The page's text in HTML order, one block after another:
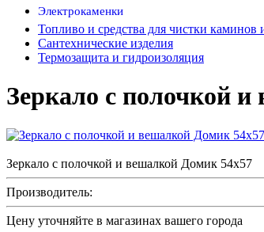
Электрокаменки
Топливо и средства для чистки каминов
Сантехнические изделия
Термозащита и гидроизоляция
Зеркало с полочкой
Зеркало с полочкой и вешалкой Домик 54х57
Производитель:
Цену уточняйте в магазинах вашего города